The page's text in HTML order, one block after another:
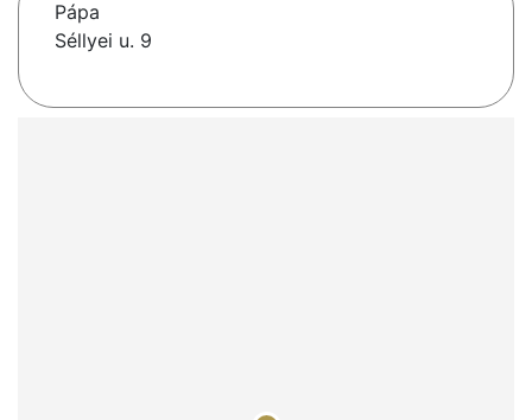
Pápa
Séllyei u. 9